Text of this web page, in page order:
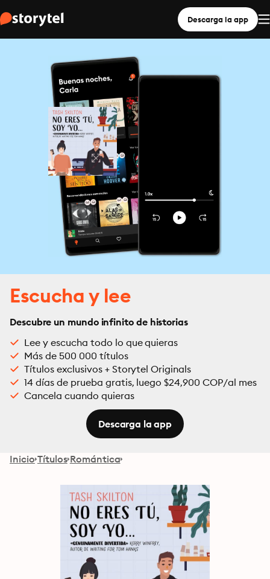
Descarga la app
Escucha y lee
Descubre un mundo infinito de historias
Lee y escucha todo lo que quieras
Más de 500 000 títulos
Títulos exclusivos + Storytel Originals
14 días de prueba gratis, luego $24,900 COP/al mes
Cancela cuando quieras
Descarga la app
Inicio Títulos Romántica